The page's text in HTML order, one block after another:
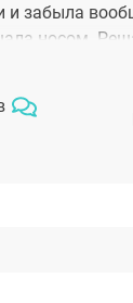
и забыла
носом.
у Сергея
и что